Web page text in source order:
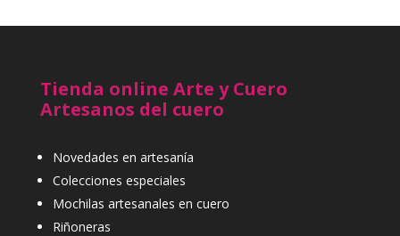
Tienda online Arte y Cuero
Artesanos del cuero
Novedades en artesanía
Colecciones especiales
Mochilas artesanales en cuero
Riñoneras